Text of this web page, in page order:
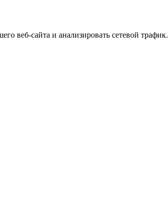
веб-сайта и анализировать сетевой трафик.